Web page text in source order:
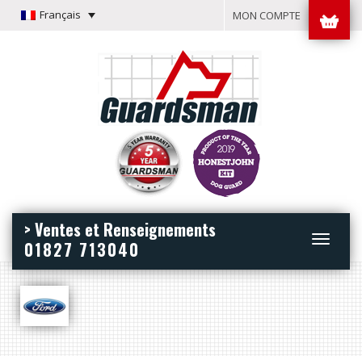
Français MON COMPTE
Toggle
> Ventes et Renseignements
01827 713040